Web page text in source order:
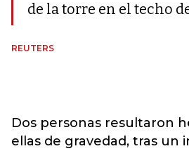
de la torre en el techo
REUTERS
Dos personas resultaron
ellas de gravedad, tras un